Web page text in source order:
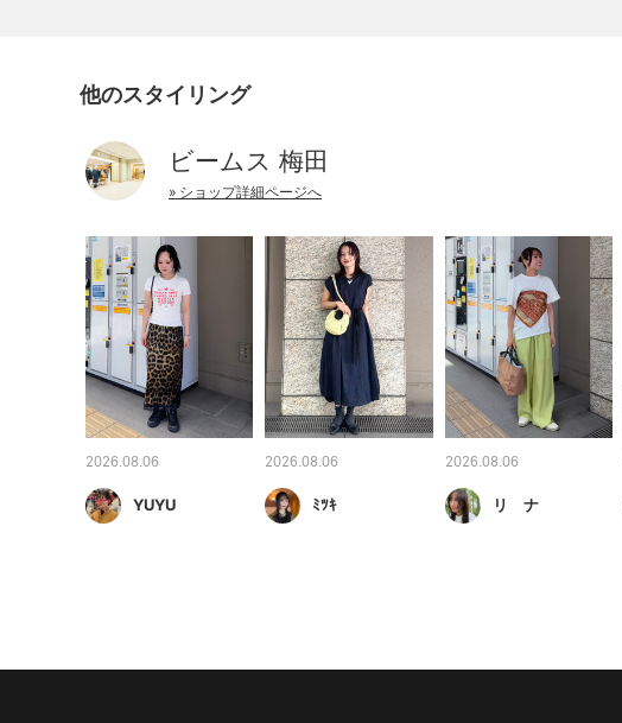
他のスタイリング
ビームス 梅田
» ショップ詳細ページへ
2026.08.06
YUYU
2026.08.06
ﾐﾂｷ
2026.08.06
リ ナ